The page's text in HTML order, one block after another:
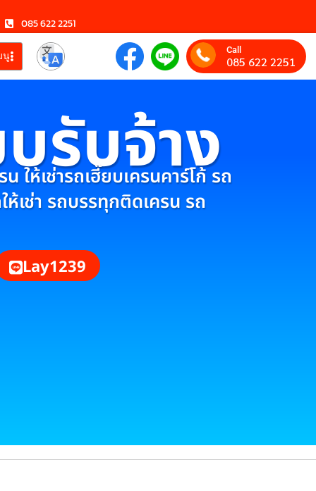
085 622 2251
นู Call
085 622 2251
รับจ้าง
ให้เช่ารถเฮี๊ยบเครนคาร์โก้ รถ
ห้เช่า รถบรรทุกติดเครน รถ
Lay1239